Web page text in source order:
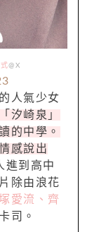
@X
人氣少女
汐崎泉」
的中學。
感說出
進到高中
除由浪花
愛流、齊
司。